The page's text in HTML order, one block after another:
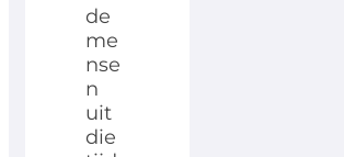
de
me
nse
n
uit
die